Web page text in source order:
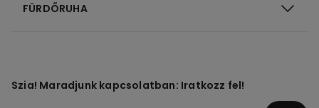
FÜRDŐRUHA
Szia! Maradjunk kapcsolatban: Iratkozz fel!